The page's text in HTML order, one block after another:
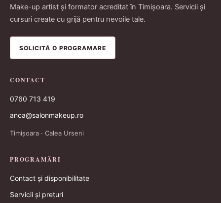
Make-up artist și formator acreditat în Timișoara. Servicii și
cursuri create cu grijă pentru nevoile tale.
SOLICITĂ O PROGRAMARE
CONTACT
0760 713 419
anca@salonmakeup.ro
Timișoara · Calea Urseni
PROGRAMĂRI
Contact și disponibilitate
Servicii și prețuri